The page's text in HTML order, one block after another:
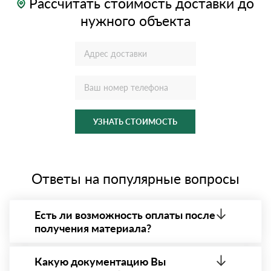
нужного объекта
УЗНАТЬ СТОИМОСТЬ
Ответы на популярные вопросы
Есть ли возможность оплаты после
получения материала?
- оплата по факту получения товара. При этом,
Какую документацию Вы